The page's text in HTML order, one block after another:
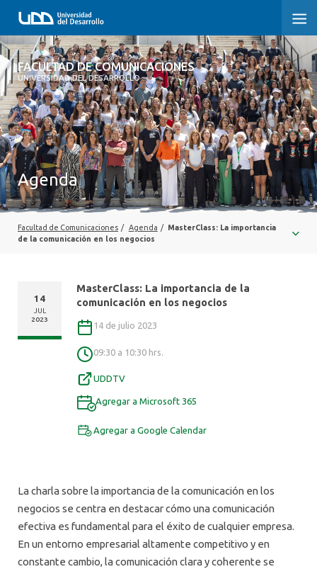
FACULTAD DE COMUNICACIONES
UNIVERSIDAD DEL DESARROLLO
FACULTAD DE COMUNICACIONES
INICIO
SOBRE LA FACULTAD
CARRERAS
POSTGRADOS Y EDUCACIÓN CONTINUA
INVESTIGACIÓN
CENTRO DE ESCRITURA
ALUMNI
Agenda
Facultad de Comunicaciones / Agenda / MasterClass: La importancia
de la comunicación en los negocios
MasterClass: La importancia de la
comunicación en los negocios
14 de julio 2023
09:30 a 10:30 hrs.
UDDTV
Agregar a Microsoft 365
Agregar a Google Calendar
14
JUL
2023
La charla sobre la importancia de la comunicación en los
negocios se centra en destacar cómo una comunicación
efectiva es fundamental para el éxito de cualquier empresa.
En un entorno empresarial altamente competitivo y en
constante cambio, la comunicación clara y coherente se